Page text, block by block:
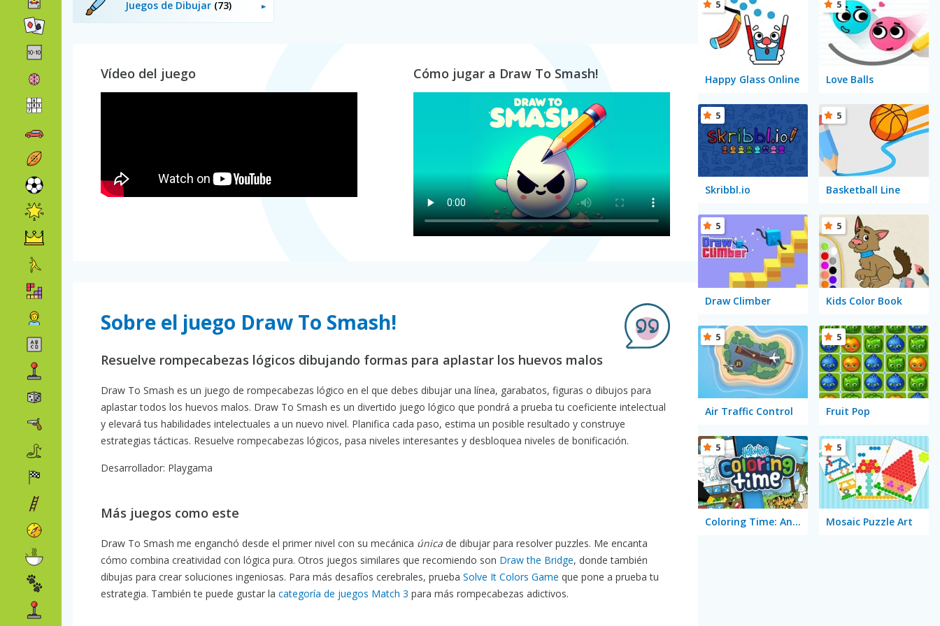
Juegos de Dibujar (73)
Vídeo del juego Cómo jugar a Draw To Smash!
Sobre el juego Draw To Smash!
Resuelve rompecabezas lógicos dibujando formas para aplastar los huevos malos
Draw To Smash es un juego de rompecabezas lógico en el que debes dibujar una línea, garabatos, figuras o dibujos para
aplastar todos los huevos malos. Draw To Smash es un divertido juego lógico que pondrá a prueba tu coeficiente intelectual
y elevará tus habilidades intelectuales a un nuevo nivel. Planifica cada paso, estima un posible resultado y construye
estrategias tácticas. Resuelve rompecabezas lógicos, pasa niveles interesantes y desbloquea niveles de bonificación.
Desarrollador: Playgama
Más juegos como este
Draw To Smash me enganchó desde el primer nivel con su mecánica única de dibujar para resolver puzzles. Me encanta
cómo combina creatividad con lógica pura. Otros juegos similares que recomiendo son Draw the Bridge, donde también
dibujas para crear soluciones ingeniosas. Para más desafíos cerebrales, prueba Solve It Colors Game que pone a prueba tu
estrategia. También te puede gustar la categoría de juegos Match 3 para más rompecabezas adictivos.
Happy Glass Online
5
Love Balls
5
Skribbl.io
5
Basketball Line
5
Draw Climber
5
Kids Color Book
5
Air Traffic Control
5
Fruit Pop
5
Coloring Time: Animals
5
Mosaic Puzzle Art
5